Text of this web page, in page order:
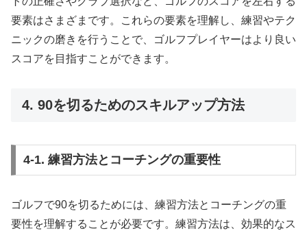
要素はさまざまです。これらの要素を理解し、練習やテク
ニックの磨きを行うことで、ゴルフプレイヤーはより良い
スコアを目指すことができます。
4. 90を切るためのスキルアップ方法
4-1. 練習方法とコーチングの重要性
ゴルフで90を切るためには、練習方法とコーチングの重
要性を理解することが必要です。練習方法は、効果的なス